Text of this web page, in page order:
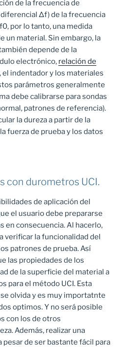
de la frecuencia de
Δf) de la frecuencia
por lo tanto, una medida
un material. Sin embargo, la
depende de la
electrónico, relación de
el indentador y los materiales
parámetros generalmente
debe calibrarse para sondas
patrones de referencia).
la dureza a partir de la
fuerza de prueba y los datos
con durometros UCI.
de aplicación del
el usuario debe prepararse
en consecuencia. Al hacerlo,
verificar la funcionalidad del
patrones de prueba. Así
las propiedades de los
de la superficie del material a
para el método UCI. Esta
olvida y es muy importatnte
optimos. Y no será posible
con los de otros
Además, realizar una
pesar de ser bastante fácil para